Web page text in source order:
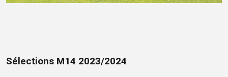
Sélections M14 2023/2024